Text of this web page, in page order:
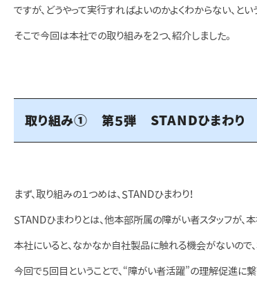
ですが、どうやって実行すればよいのかよくわからない、と
そこで今回は本社での取り組みを２つ、紹介しました。
取り組み① 第５弾 STANDひまわり
まず、取り組みの１つめは、STANDひまわり！
STANDひまわりとは、他本部所属の障がい者スタッフが、
本社にいると、なかなか自社製品に触れる機会がないので
今回で５回目ということで、“障がい者活躍”の理解促進に繋